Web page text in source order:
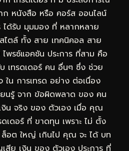
ก หนังสือ หรือ คอร์ส ออนไลน์
ได้รับ มุมมอง ที่ หลากหลาย
ไตล์ ทั้ง สาย เทคนิคอล สาย
พรซ์แอคชัน ประการ ที่สาม คือ
เทรดเดอร์ คน อื่นๆ ซึ่ง ช่วย
น การเทรด อย่าง ต่อเนื่อง
ยนรู้ จาก ข้อผิดพลาด ของ คน
น จริง ของ ตัวเอง เมื่อ คุณ
เดอร์ ที่ ขาดทุน เพราะ ไม่ ตั้ง
อต ใหญ่ เกินไป คุณ จะ ได้ บท
สีย เงิน ของ ตัวเอง ประการ ที่